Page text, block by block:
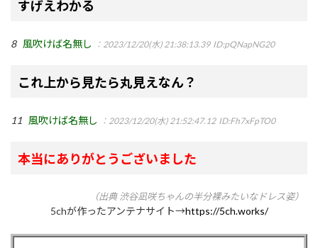
すげえわかる
8 風吹けば名無し ：2023/12/20(水) 21:38:13.39 ID:pQNapNG20
これ上から見たら丸見えなん？
11 風吹けば名無し ：2023/12/20(水) 21:52:47.12 ID:Fh7xFpTO0
本当にありがとうございました
（出典 渋谷凪咲ちゃんの半分裸みたいなドレス姿）
5chが作ったアンテナサイト→https://5ch.works/